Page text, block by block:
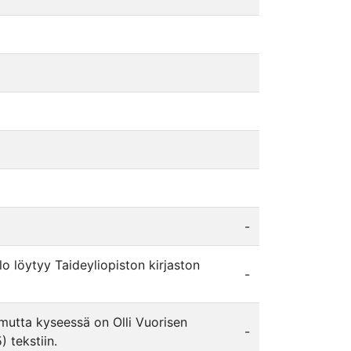
-
löytyy Taideyliopiston kirjaston
-
kyseessä on Olli Vuorisen
tekstiin.
-